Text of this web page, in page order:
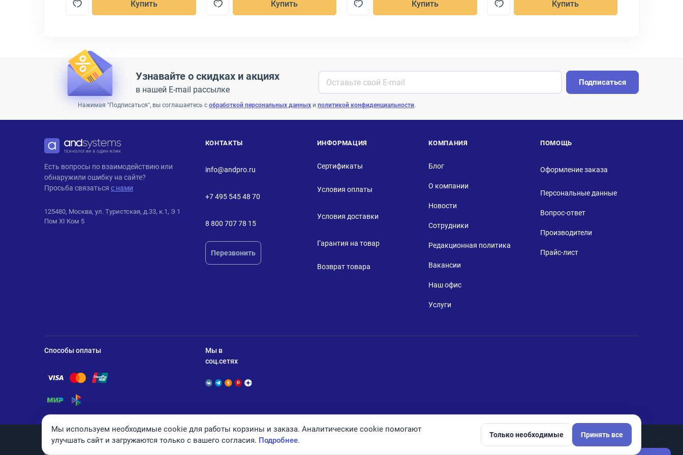
Купить Купить Купить Купить
Узнавайте о скидках и акциях
в нашей E-mail рассылке
Подписаться
Нажимая "Подписаться", вы соглашаетесь с обработкой персональных данных и политикой конфиденциальности.
ANDPRO
Есть вопросы по взаимодействию или
обнаружили ошибку на сайте?
Просьба связаться с нами
125480, Москва, ул. Туристская, д.33, к.1, Э 1
Пом XI Ком 5
КОНТАКТЫ
info@andpro.ru
+7 495 545 48 70
8 800 707 78 15
Перезвонить
ИНФОРМАЦИЯ
Сертификаты
Условия оплаты
Условия доставки
Гарантия на товар
Возврат товара
КОМПАНИЯ
Блог
О компании
Новости
Сотрудники
Редакционная политика
Вакансии
Наш офис
Услуги
ПОМОЩЬ
Оформление заказа
Персональные данные
Вопрос-ответ
Производители
Прайс-лист
Способы оплаты
Помощь по оплате Visa
Помощь по оплате Mastercard
Помощь по оплате UnionPay
Помощь по оплате Мир
Помощь по оплате СБП
Мы в
соц.сетях
Мы используем необходимые cookie для работы корзины и заказа. Аналитические cookie помогают
улучшать сайт и загружаются только с вашего согласия. Подробнее.
Только необходимые Принять все